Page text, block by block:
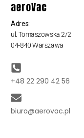
aeroVac
Adres:
ul. Tomaszowska 2/2
04-840 Warszawa
+48 22 290 42 56
biuro@aerovac.pl